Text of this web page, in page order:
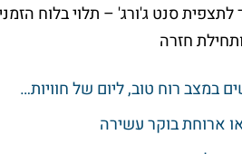
לתצפית סנט ג'ורג' – תלוי בלוח
במצב רוח טוב, ליום של חוויות…
ארוחת בוקר עשירה